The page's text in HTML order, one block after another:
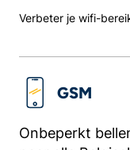
Verbeter je wifi-
GSM
Onbeperkt